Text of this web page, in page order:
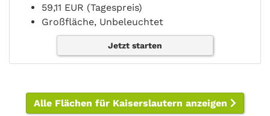
59,11 EUR (Tagespreis)
Großfläche, Unbeleuchtet
Jetzt starten
Alle Flächen für Kaiserslautern anzeigen